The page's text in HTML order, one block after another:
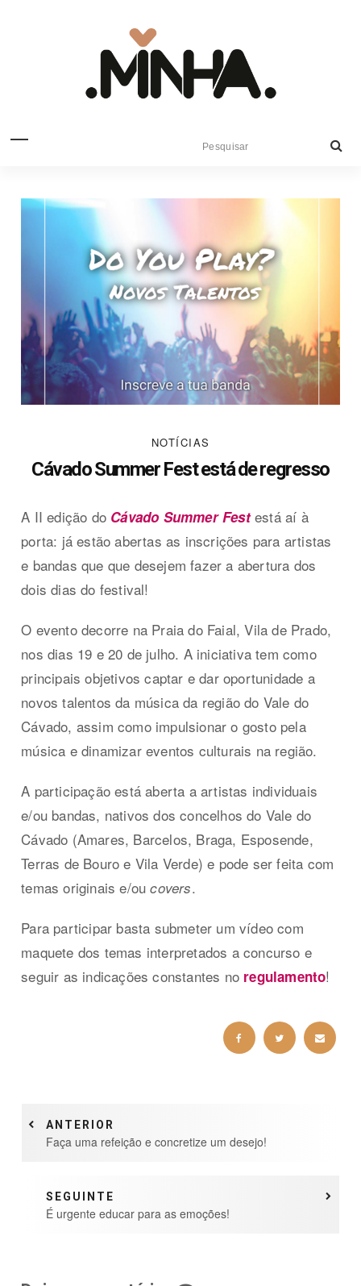
NOTÍCIAS
Cávado Summer Fest está de regresso
A II edição do Cávado Summer Festestá aí à
porta: já estão abertas as inscrições para artistas
e bandas que que desejem fazer a abertura dos
dois dias do festival!
O evento decorre na Praia do Faial, Vila de Prado,
nos dias 19 e 20 de julho. A iniciativa tem como
principais objetivos captar e dar oportunidade a
novos talentos da música da região do Vale do
Cávado, assim como impulsionar o gosto pela
música e dinamizar eventos culturais na região.
A participação está aberta a artistas individuais
e/ou bandas, nativos dos concelhos do Vale do
Cávado (Amares, Barcelos, Braga, Esposende,
Terras de Bouro e Vila Verde) e pode ser feita com
temas originais e/oucovers.
Para participar basta submeter um vídeo com
maquete dos temas interpretados a concurso e
seguir as indicações constantes no regulamento!
ANTERIOR
Faça uma refeição e concretize um desejo!
SEGUINTE
É urgente educar para as emoções!